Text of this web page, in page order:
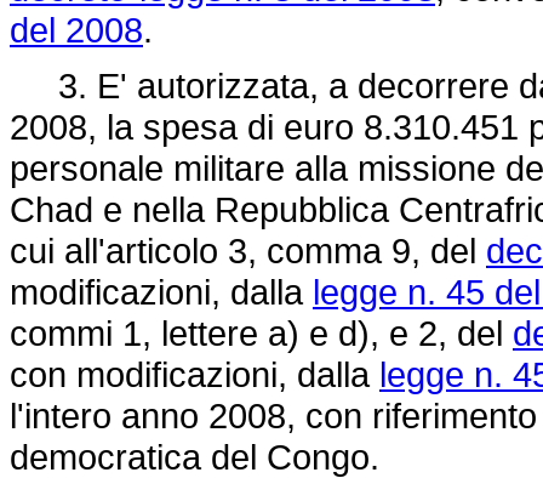
del 2008.
3. E' autorizzata, a decorrere
2008, la spesa di euro 8.310.451
personale militare alla missione
Chad e nella Repubblica
cui all'articolo 3, comma 9, del
modificazioni, dalla legge n. 45
commi 1, lettere a) e d), e 2, del
con modificazioni, dalla legge n.
l'intero anno 2008, con
democratica del Congo.